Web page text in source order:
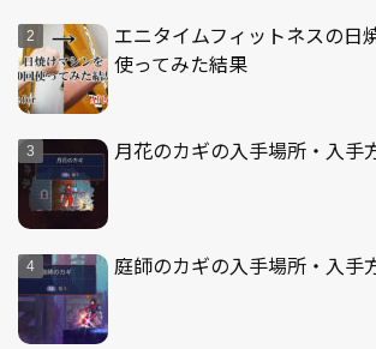
エニタイムフィットネスの日
使ってみた結果
月花のカギの入手場所・入手
庭師のカギの入手場所・入手